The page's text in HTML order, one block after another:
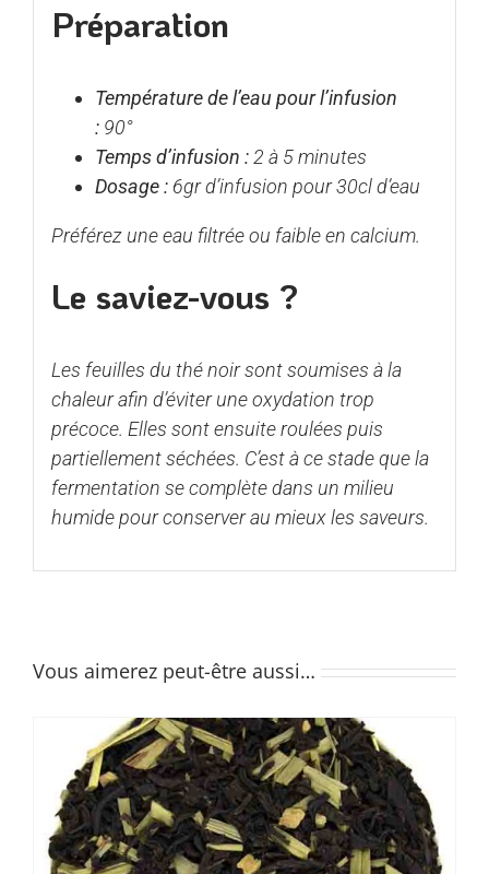
Préparation
Température de l’eau pour l’infusion
: 90°
Temps d’infusion :2 à 5 minutes
Dosage : 6gr d’infusion pour 30cl d’eau
Préférez une eau filtrée ou faible en calcium.
Le saviez-vous ?
Les feuilles du thé noir sont soumises à la
chaleur afin d’éviter une oxydation trop
précoce. Elles sont ensuite roulées puis
partiellement séchées. C’est à ce stade que la
fermentation se complète dans un milieu
humide pour conserver au mieux les saveurs.
Vous aimerez peut-être aussi…